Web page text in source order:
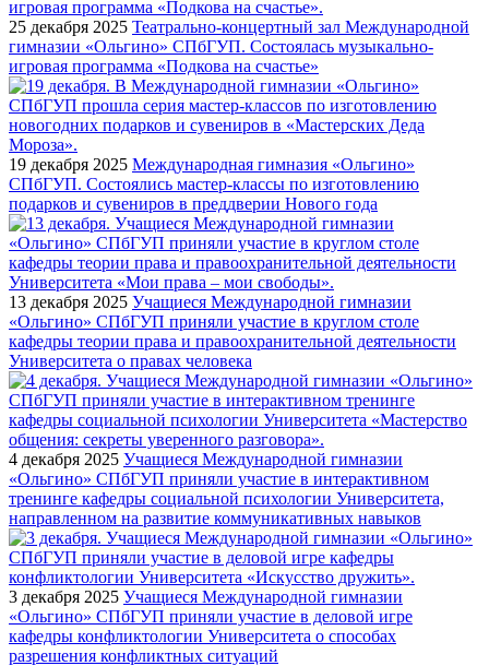
25 декабря 2025 Театрально-концертный зал Международной
гимназии «Ольгино» СПбГУП. Состоялась музыкально-
игровая программа «Подкова на счастье»
19 декабря 2025 Международная гимназия «Ольгино»
СПбГУП. Состоялись мастер-классы по изготовлению
подарков и сувениров в преддверии Нового года
13 декабря 2025 Учащиеся Международной гимназии
«Ольгино» СПбГУП приняли участие в круглом столе
кафедры теории права и правоохранительной деятельности
Университета о правах человека
4 декабря 2025 Учащиеся Международной гимназии
«Ольгино» СПбГУП приняли участие в интерактивном
тренинге кафедры социальной психологии Университета,
направленном на развитие коммуникативных навыков
3 декабря 2025 Учащиеся Международной гимназии
«Ольгино» СПбГУП приняли участие в деловой игре
кафедры конфликтологии Университета о способах
разрешения конфликтных ситуаций